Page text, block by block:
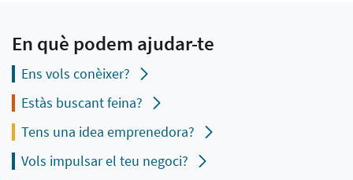
En què podem ajudar-te
Ens vols conèixer?
Estàs buscant feina?
Tens una idea emprenedora?
Vols impulsar el teu negoci?